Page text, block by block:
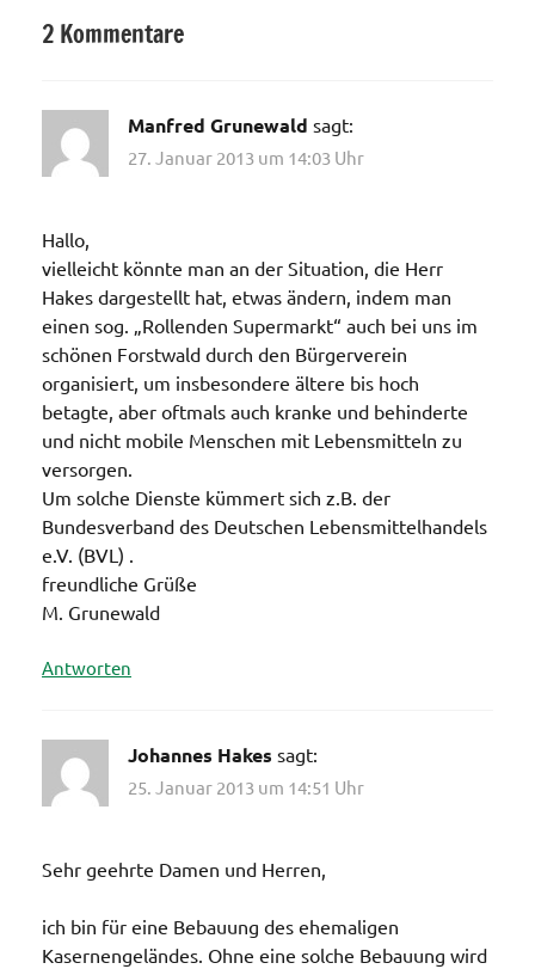
2 Kommentare
Manfred Grunewald sagt:
27. Januar 2013 um 14:03 Uhr
Hallo,
vielleicht könnte man an der Situation, die Herr
Hakes dargestellt hat, etwas ändern, indem man
einen sog. „Rollenden Supermarkt“ auch bei uns im
schönen Forstwald durch den Bürgerverein
organisiert, um insbesondere ältere bis hoch
betagte, aber oftmals auch kranke und behinderte
und nicht mobile Menschen mit Lebensmitteln zu
versorgen.
Um solche Dienste kümmert sich z.B. der
Bundesverband des Deutschen Lebensmittelhandels
e.V. (BVL) .
freundliche Grüße
M. Grunewald
Antworten
Johannes Hakes sagt:
25. Januar 2013 um 14:51 Uhr
Sehr geehrte Damen und Herren,
ich bin für eine Bebauung des ehemaligen
Kasernengeländes. Ohne eine solche Bebauung wird